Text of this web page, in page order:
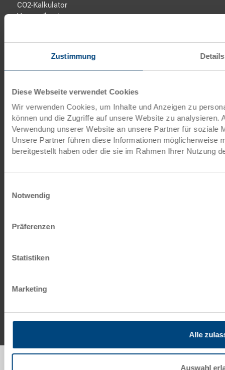
Zustimmung Details
Diese Webseite verwendet Cookies
Wir verwenden Cookies, um Inhalte und Anzeigen zu
können und die Zugriffe auf unsere Website zu analysieren.
Verwendung unserer Website an unsere Partner für soziale
Unsere Partner führen diese Informationen möglicherweise
bereitgestellt haben oder die sie im Rahmen Ihrer Nutzung
Notwendig
Präferenzen
Statistiken
Marketing
Alle
Auswahl
CO2-Kalkulator
Versandkosten
Datenschutz
Cookie-Einstellungen
Informationssicherheit
Kontakt
Karriere
Verhaltenskodex
Utz Group
Zertifikate
ISO-Zertifikate
H1